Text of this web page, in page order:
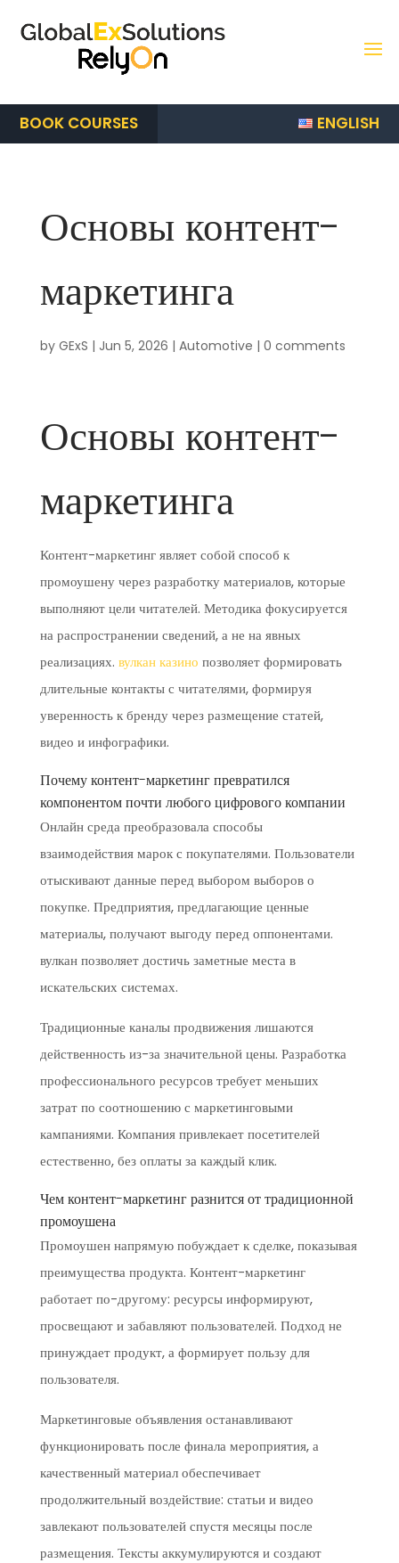
BOOK COURSES ENGLISH
Основы контент-
маркетинга
by GExS | Jun 5, 2026 | Automotive | 0 comments
Основы контент-
маркетинга
Контент-маркетинг являет собой способ к
промоушену через разработку материалов, которые
выполняют цели читателей. Методика фокусируется
на распространении сведений, а не на явных
реализациях. вулкан казино позволяет формировать
длительные контакты с читателями, формируя
уверенность к бренду через размещение статей,
видео и инфографики.
Почему контент-маркетинг превратился
компонентом почти любого цифрового компании
Онлайн среда преобразовала способы
взаимодействия марок с покупателями. Пользователи
отыскивают данные перед выбором выборов о
покупке. Предприятия, предлагающие ценные
материалы, получают выгоду перед оппонентами.
вулкан позволяет достичь заметные места в
искательских системах.
Традиционные каналы продвижения лишаются
действенность из-за значительной цены. Разработка
профессионального ресурсов требует меньших
затрат по соотношению с маркетинговыми
кампаниями. Компания привлекает посетителей
естественно, без оплаты за каждый клик.
Чем контент-маркетинг разнится от традиционной
промоушена
Промоушен напрямую побуждает к сделке, показывая
преимущества продукта. Контент-маркетинг
работает по-другому: ресурсы информируют,
просвещают и забавляют пользователей. Подход не
принуждает продукт, а формирует пользу для
пользователя.
Маркетинговые объявления останавливают
функционировать после финала мероприятия, а
качественный материал обеспечивает
продолжительный воздействие: статьи и видео
завлекают пользователей спустя месяцы после
размещения. Тексты аккумулируются и создают